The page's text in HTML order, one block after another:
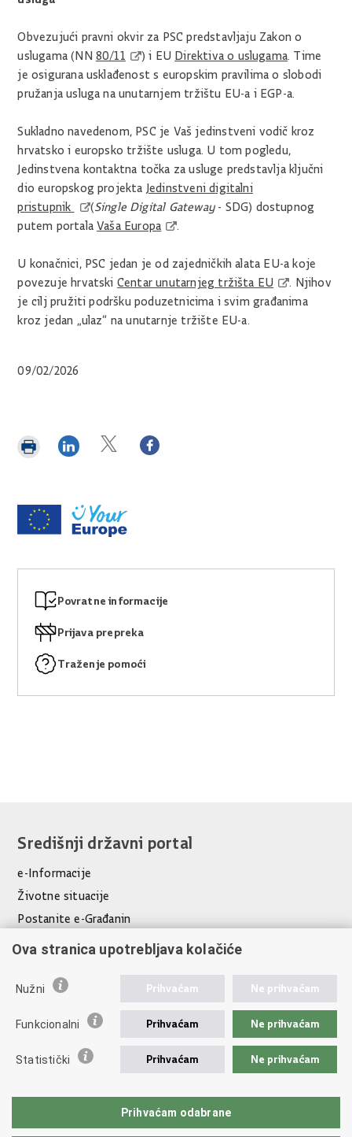
Obvezujući pravni okvir za PSC predstavljaju Zakon o
uslugama (NN 80/11 ) i EU Direktiva o uslugama. Time
je osigurana usklađenost s europskim pravilima o slobodi
pružanja usluga na unutarnjem tržištu EU-a i EGP-a.
Sukladno navedenom, PSC je Vaš jedinstveni vodič kroz
hrvatsko i europsko tržište usluga. U tom pogledu,
Jedinstvena kontaktna točka za usluge predstavlja ključni
dio europskog projekta Jedinstveni digitalni
pristupnik
(Single Digital Gateway- SDG) dostupnog
putem portalaVaša Europa .
U konačnici, PSC jedan je od zajedničkih alata EU-a koje
povezuje hrvatski Centar unutarnjeg tržišta EU
. Njihov
je cilj pružiti podršku poduzetnicima i svim građanima
kroz jedan „ulaz“ na unutarnje tržište EU-a.
09/02/2026
LinkedInuX-u
Povratne informacije
Prijava prepreka
Traženje pomoći
Središnji državni portal
e-Informacije
Životne situacije
Postanite e-Građanin
e-Usluge
Važne poveznice
Vlada RH
Ministarstvo gospodarstva
Ministarstvo pravosuđa, uprave i digitalne transformacije
Hrvatska gospodarska komora
Ova stranica upotrebljava kolačiće
Nužni Prihvaćam Ne prihvaćam
Funkcionalni Prihvaćam Ne prihvaćam
Statistički Prihvaćam Ne prihvaćam
Prihvaćam odabrane